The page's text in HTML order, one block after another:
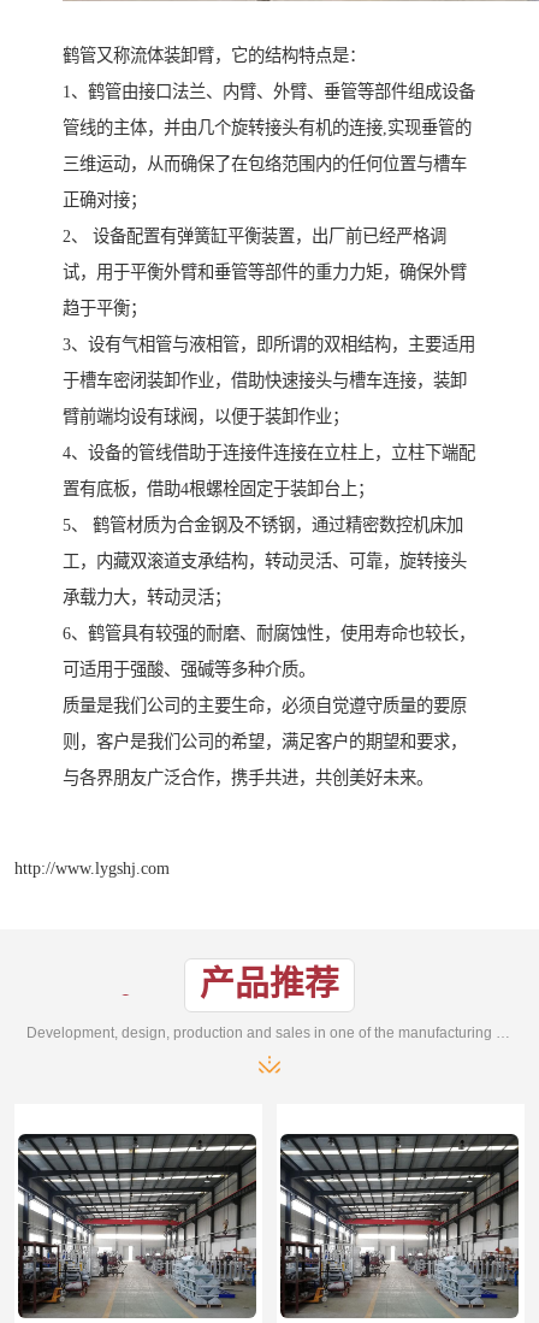
鹤管又称流体装卸臂，它的结构特点是：
1、鹤管由接口法兰、内臂、外臂、垂管等部件组成设备
管线的主体，并由几个旋转接头有机的连接,实现垂管的
三维运动，从而确保了在包络范围内的任何位置与槽车
正确对接；
2、 设备配置有弹簧缸平衡装置，出厂前已经严格调
试，用于平衡外臂和垂管等部件的重力力矩，确保外臂
趋于平衡；
3、设有气相管与液相管，即所谓的双相结构，主要适用
于槽车密闭装卸作业，借助快速接头与槽车连接，装卸
臂前端均设有球阀，以便于装卸作业；
4、设备的管线借助于连接件连接在立柱上，立柱下端配
置有底板，借助4根螺栓固定于装卸台上；
5、 鹤管材质为合金钢及不锈钢，通过精密数控机床加
工，内藏双滚道支承结构，转动灵活、可靠，旋转接头
承载力大，转动灵活；
6、鹤管具有较强的耐磨、耐腐蚀性，使用寿命也较长，
可适用于强酸、强碱等多种介质。
质量是我们公司的主要生命，必须自觉遵守质量的要原
则，客户是我们公司的希望，满足客户的期望和要求，
与各界朋友广泛合作，携手共进，共创美好未来。
http://www.lygshj.com
产品推荐